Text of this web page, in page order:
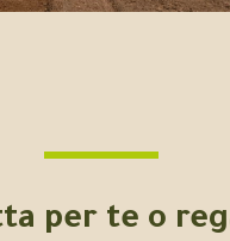
per te o